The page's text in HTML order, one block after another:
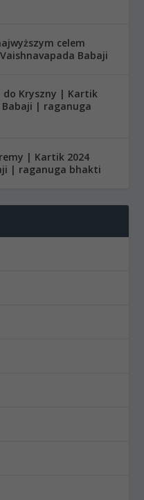
celem
Babaji
do Kryszny | Kartik
Babaji | raganuga
| Kartik 2024
| raganuga bhakti